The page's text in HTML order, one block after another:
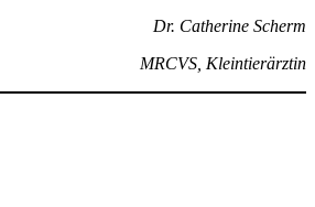
Dr. Catherine Scherm
MRCVS, Kleintierärztin